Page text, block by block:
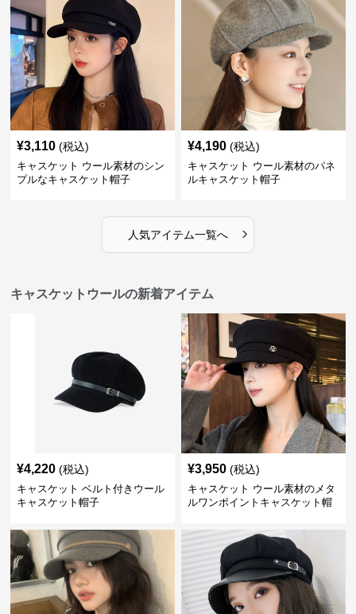
¥3,110 (税込)
キャスケット ウール素材のシン
プルなキャスケット帽子
¥4,190 (税込)
キャスケット ウール素材のパネ
ルキャスケット帽子
人気アイテム一覧へ ›
キャスケットウールの新着アイテム
¥4,220 (税込)
キャスケット ベルト付きウール
キャスケット帽子
¥3,950 (税込)
キャスケット ウール素材のメタ
ルワンポイントキャスケット帽